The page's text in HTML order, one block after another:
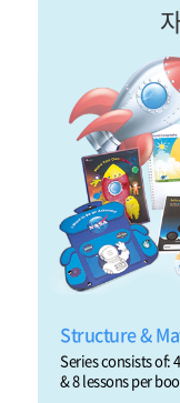
Structure &
Series consists of:
& 8 lessons per